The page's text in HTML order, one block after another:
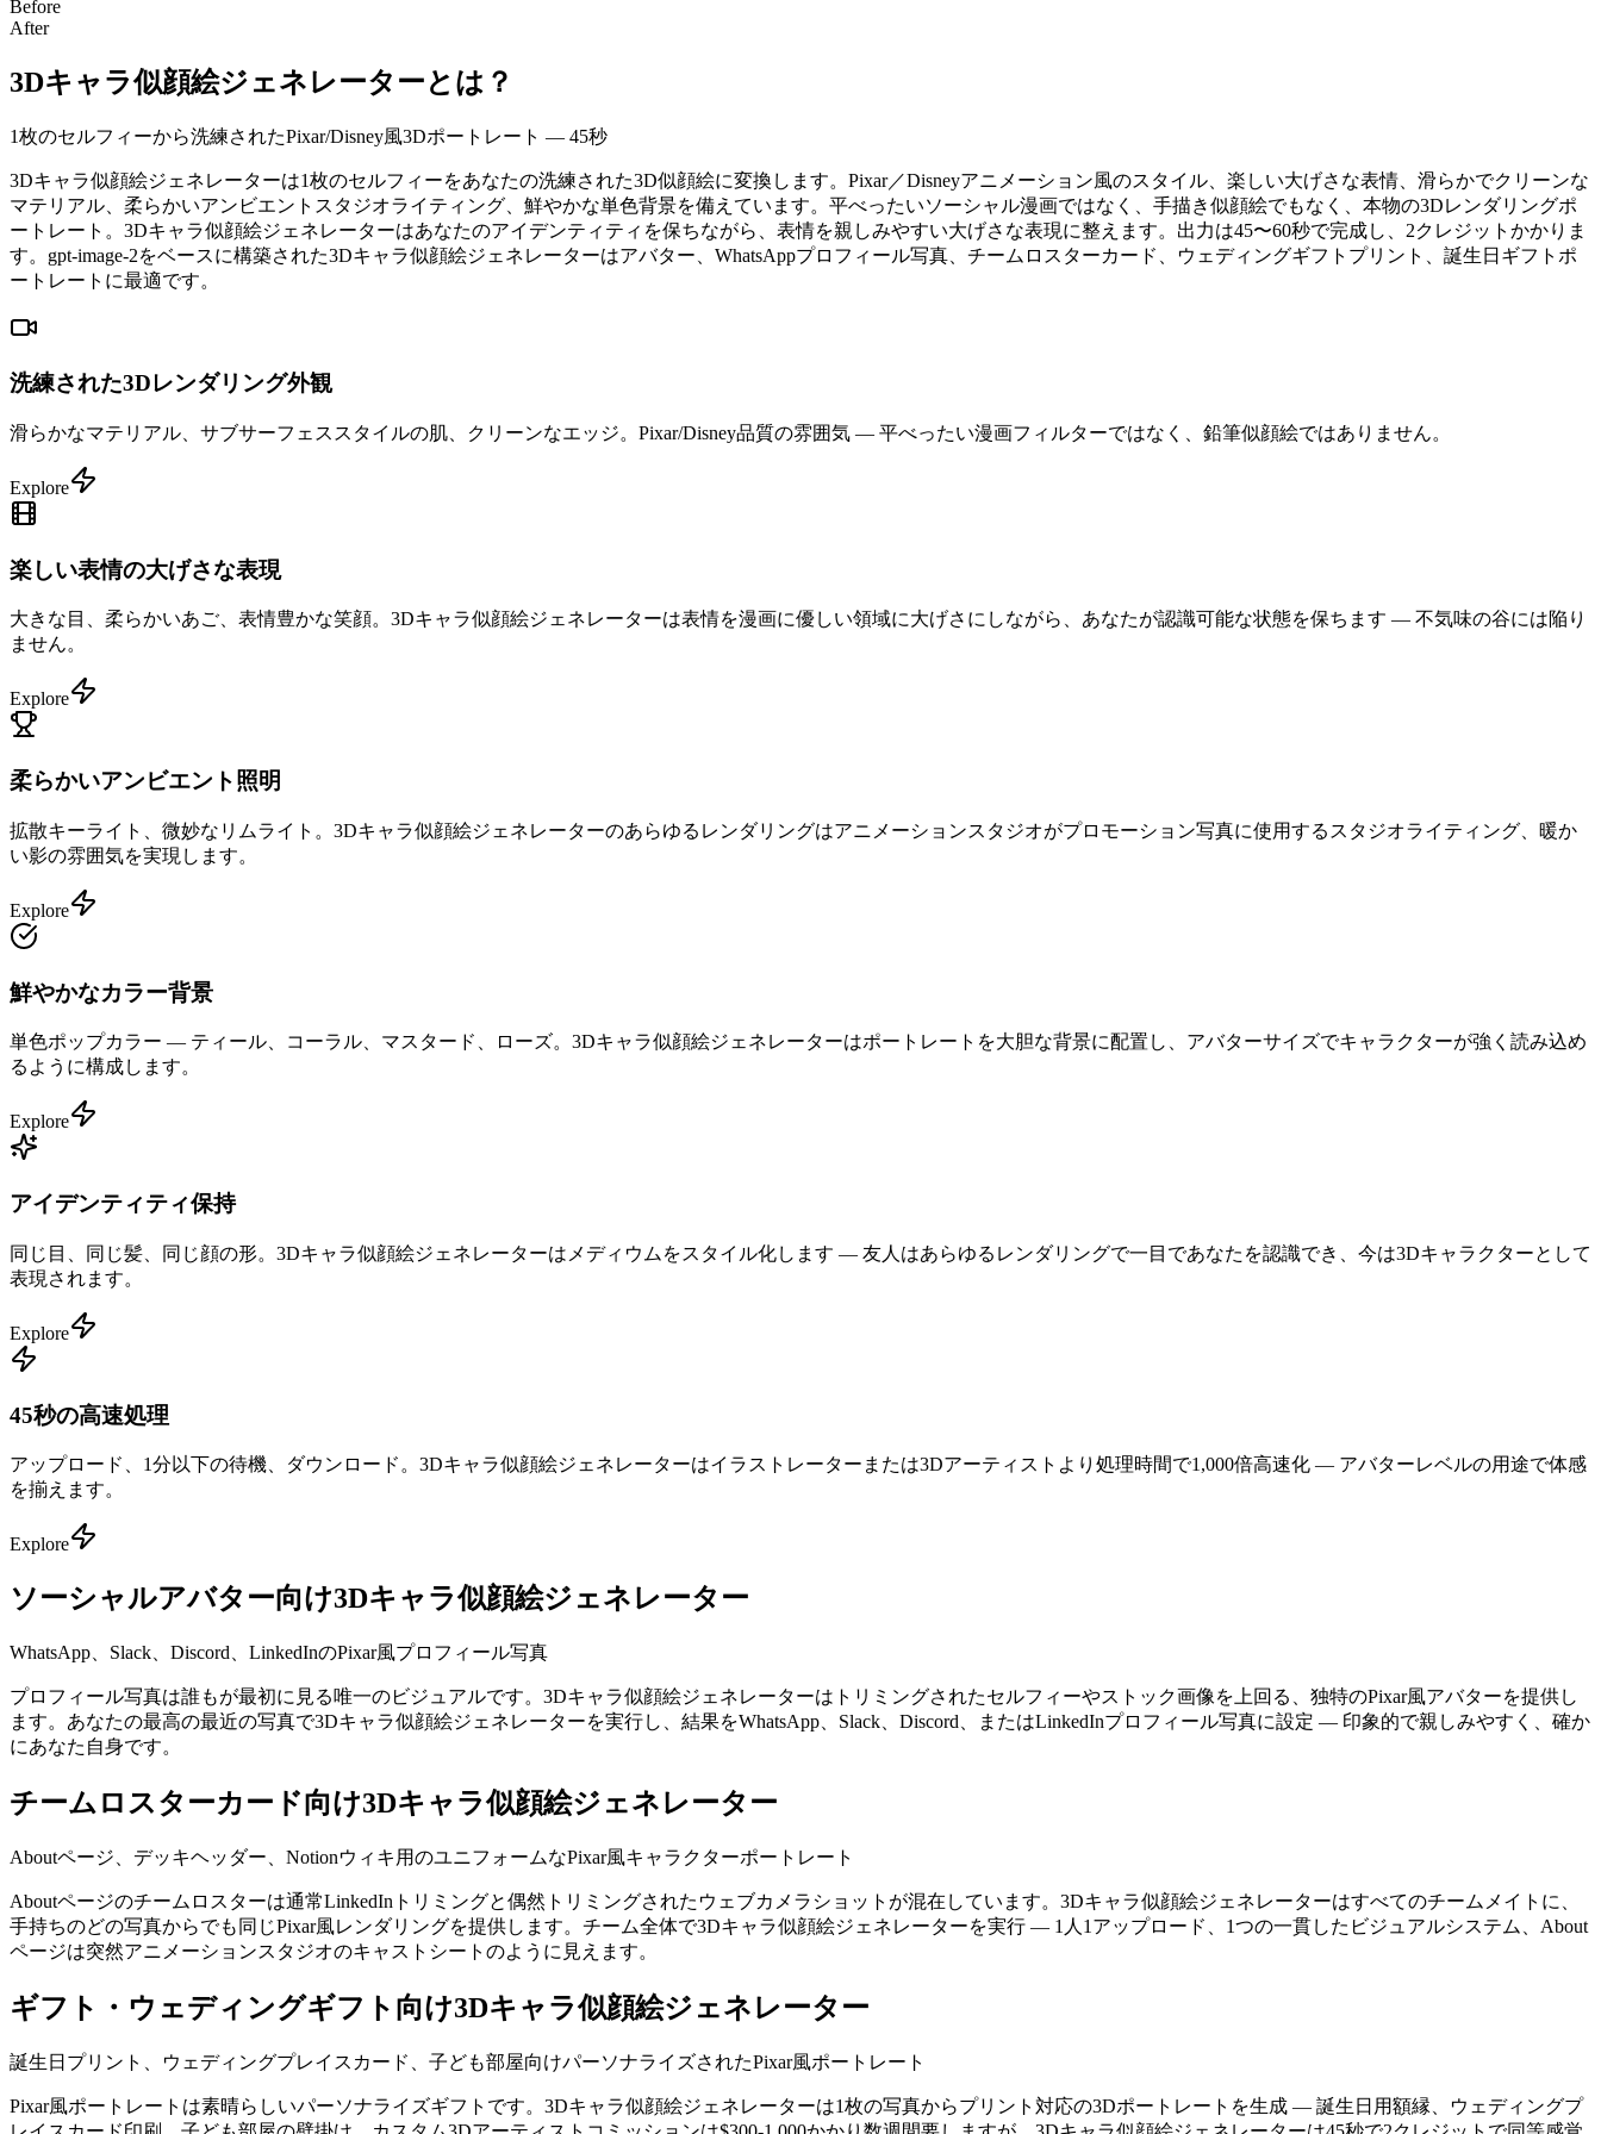
Before
After
3Dキャラ似顔絵ジェネレーターとは？
1枚のセルフィーから洗練されたPixar/Disney風3Dポートレート — 45秒
3Dキャラ似顔絵ジェネレーターは1枚のセルフィーをあなたの洗練された3D似顔絵に変換します。Pixar／Disneyアニメーション風のスタイル、楽しい大げさな表情、滑らかでクリーンな
マテリアル、柔らかいアンビエントスタジオライティング、鮮やかな単色背景を備えています。平べったいソーシャル漫画ではなく、手描き似顔絵でもなく、本物の3Dレンダリングポ
ートレート。3Dキャラ似顔絵ジェネレーターはあなたのアイデンティティを保ちながら、表情を親しみやすい大げさな表現に整えます。出力は45〜60秒で完成し、2クレジットかかりま
す。gpt-image-2をベースに構築された3Dキャラ似顔絵ジェネレーターはアバター、WhatsAppプロフィール写真、チームロスターカード、ウェディングギフトプリント、誕生日ギフトポ
ートレートに最適です。
洗練された3Dレンダリング外観
滑らかなマテリアル、サブサーフェススタイルの肌、クリーンなエッジ。Pixar/Disney品質の雰囲気 — 平べったい漫画フィルターではなく、鉛筆似顔絵ではありません。
Explore
楽しい表情の大げさな表現
大きな目、柔らかいあご、表情豊かな笑顔。3Dキャラ似顔絵ジェネレーターは表情を漫画に優しい領域に大げさにしながら、あなたが認識可能な状態を保ちます — 不気味の谷には陥り
ません。
Explore
柔らかいアンビエント照明
拡散キーライト、微妙なリムライト。3Dキャラ似顔絵ジェネレーターのあらゆるレンダリングはアニメーションスタジオがプロモーション写真に使用するスタジオライティング、暖か
い影の雰囲気を実現します。
Explore
鮮やかなカラー背景
単色ポップカラー — ティール、コーラル、マスタード、ローズ。3Dキャラ似顔絵ジェネレーターはポートレートを大胆な背景に配置し、アバターサイズでキャラクターが強く読み込め
るように構成します。
Explore
アイデンティティ保持
同じ目、同じ髪、同じ顔の形。3Dキャラ似顔絵ジェネレーターはメディウムをスタイル化します — 友人はあらゆるレンダリングで一目であなたを認識でき、今は3Dキャラクターとして
表現されます。
Explore
45秒の高速処理
アップロード、1分以下の待機、ダウンロード。3Dキャラ似顔絵ジェネレーターはイラストレーターまたは3Dアーティストより処理時間で1,000倍高速化 — アバターレベルの用途で体感
を揃えます。
Explore
ソーシャルアバター向け3Dキャラ似顔絵ジェネレーター
WhatsApp、Slack、Discord、LinkedInのPixar風プロフィール写真
プロフィール写真は誰もが最初に見る唯一のビジュアルです。3Dキャラ似顔絵ジェネレーターはトリミングされたセルフィーやストック画像を上回る、独特のPixar風アバターを提供し
ます。あなたの最高の最近の写真で3Dキャラ似顔絵ジェネレーターを実行し、結果をWhatsApp、Slack、Discord、またはLinkedInプロフィール写真に設定 — 印象的で親しみやすく、確か
にあなた自身です。
チームロスターカード向け3Dキャラ似顔絵ジェネレーター
Aboutページ、デッキヘッダー、Notionウィキ用のユニフォームなPixar風キャラクターポートレート
Aboutページのチームロスターは通常LinkedInトリミングと偶然トリミングされたウェブカメラショットが混在しています。3Dキャラ似顔絵ジェネレーターはすべてのチームメイトに、
手持ちのどの写真からでも同じPixar風レンダリングを提供します。チーム全体で3Dキャラ似顔絵ジェネレーターを実行 — 1人1アップロード、1つの一貫したビジュアルシステム、About
ページは突然アニメーションスタジオのキャストシートのように見えます。
ギフト・ウェディングギフト向け3Dキャラ似顔絵ジェネレーター
誕生日プリント、ウェディングプレイスカード、子ども部屋向けパーソナライズされたPixar風ポートレート
Pixar風ポートレートは素晴らしいパーソナライズギフトです。3Dキャラ似顔絵ジェネレーターは1枚の写真からプリント対応の3Dポートレートを生成 — 誕生日用額縁、ウェディングプ